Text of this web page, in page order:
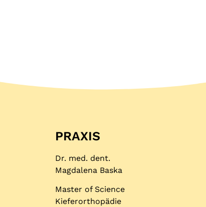
PRAXIS
Dr. med. dent.
Magdalena Baska
Master of Science
Kieferorthopädie